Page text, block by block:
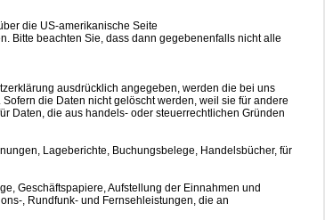
die US-amerikanische Seite
Bitte beachten Sie, dass dann gegebenenfalls nicht alle
ausdrücklich angegeben, werden die bei uns
die Daten nicht gelöscht werden, weil sie für andere
Daten, die aus handels- oder steuerrechtlichen Gründen
Lageberichte, Buchungsbelege, Handelsbücher, für
Geschäftspapiere, Aufstellung der Einnahmen und
, Rundfunk- und Fernsehleistungen, die an